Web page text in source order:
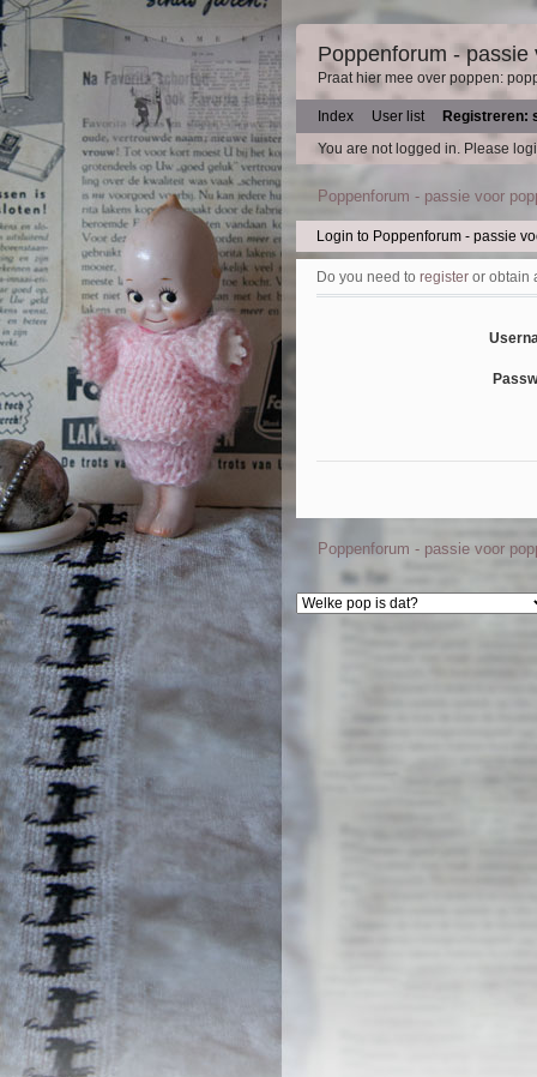
Poppenforum - passie
Praat hier mee over poppen:
Index User list
Registreren:
You are not logged in. Please
Poppenforum - passie voor
Login to Poppenforum - passie
Do you need to register or obtain
Poppenforum - passie voor